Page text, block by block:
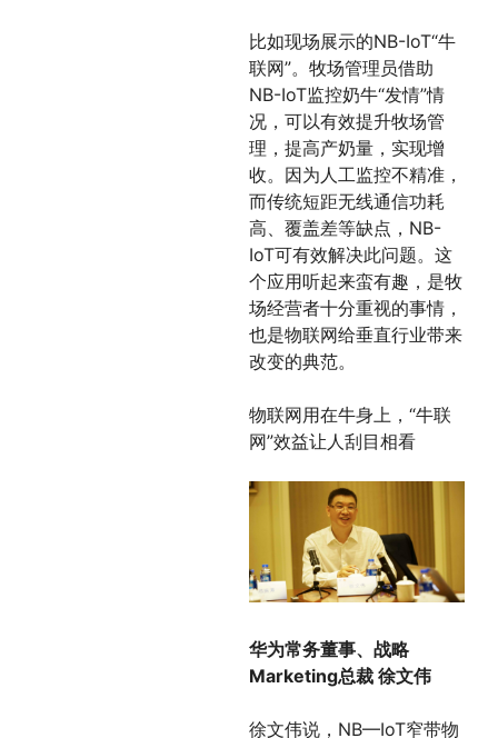
比如现场展示的NB-IoT“牛
联网”。牧场管理员借助
NB-IoT监控奶牛“发情”情
况，可以有效提升牧场管
理，提高产奶量，实现增
收。因为人工监控不精准，
而传统短距无线通信功耗
高、覆盖差等缺点，NB-
IoT可有效解决此问题。这
个应用听起来蛮有趣，是牧
场经营者十分重视的事情，
也是物联网给垂直行业带来
改变的典范。
物联网用在牛身上，“牛联
网”效益让人刮目相看
华为常务董事、战略
Marketing总裁 徐文伟
徐文伟说，NB—IoT窄带物